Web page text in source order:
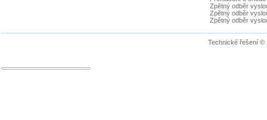
Zpětný odběr
Zpětný odběr
Zpětný odběr
Technické řešení ©